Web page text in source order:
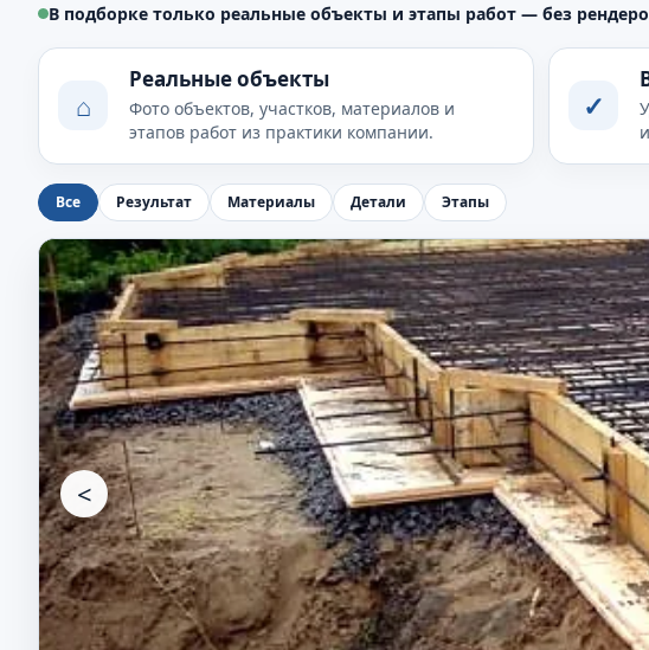
В подборке только реальные объекты и этапы работ — без
⌂
Реальные объекты
Фото объектов, участков, материалов и
этапов работ из практики компании.
✓
Все Результат Материалы Детали Этапы
<